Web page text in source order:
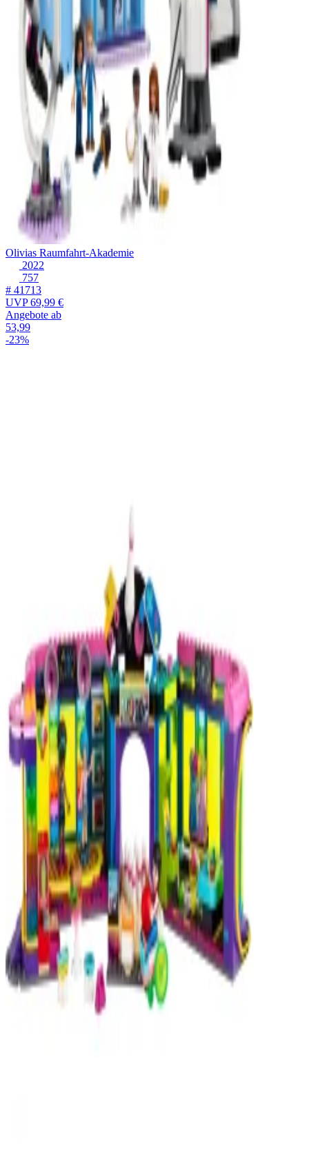
Olivias Raumfahrt-Akademie
2022
757
# 41713
UVP69,99 €
Angebote ab
53,99
-23%